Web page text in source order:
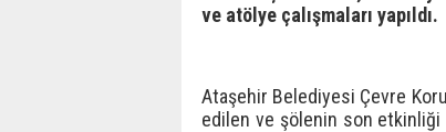
ve atölye çalışmaları yapıldı.
Ataşehir Belediyesi Çevre
edilen ve şölenin son etkinliği